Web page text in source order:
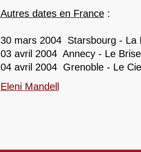
Autres dates en France:
30 mars 2004 Starsbourg - La
03 avril 2004 Annecy - Le
04 avril 2004 Grenoble - Le
Eleni Mandell